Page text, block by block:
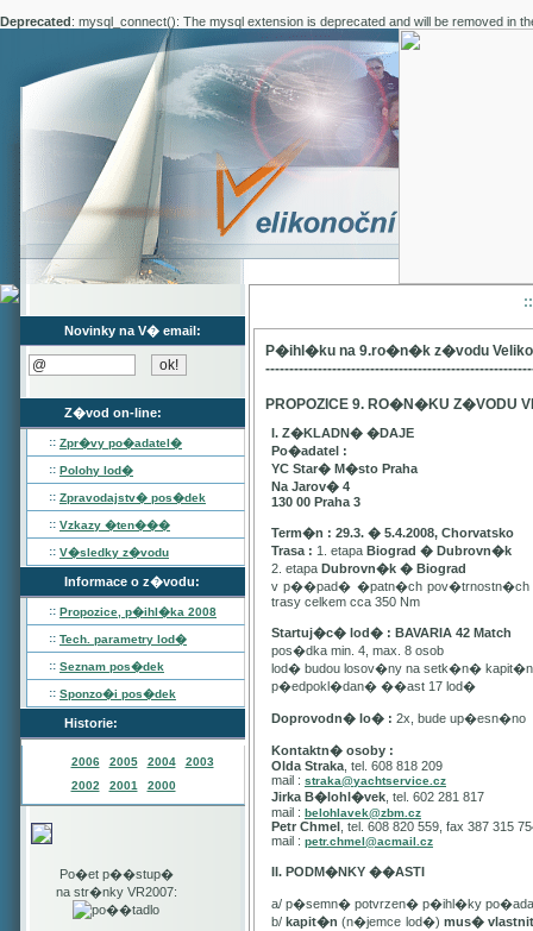
Deprecated: mysql_connect(): The mysql extension is deprecated and will be removed in
Novinky na V� email:
Z�vod on-line:
:: Zpr�vy po�adatel�
:: Polohy lod�
:: Zpravodajstv� pos�dek
:: Vzkazy �ten���
:: V�sledky z�vodu
Informace o z�vodu:
:: Propozice, p�ihl�ka 2008
:: Tech. parametry lod�
:: Seznam pos�dek
:: Sponzo�i pos�dek
Historie:
2006 2005 2004
2003
2002
2001 2000
Po�et p��stup�
na str�nky VR2007:
P�ihl�ku na 9.ro�n�k z�vodu
PROPOZICE 9. RO�N�KU Z�VODU
I. Z�KLADN� �DAJE
Po�adatel :
YC Star� M�sto Praha
Na Jarov� 4
130 00 Praha 3
Term�n : 29.3. � 5.4.2008, Chorvatsko
Trasa : 1. etapa Biograd � Dubrovn�k
2. etapa Dubrovn�k � Biograd
v p��pad� �patn�ch pov�trnostn�ch
trasy celkem cca 350 Nm
Startuj�c� lod� : BAVARIA 42 Match
pos�dka min. 4, max. 8 osob
lod� budou losov�ny na setk�n�
p�edpokl�dan� ��ast 17 lod�
Doprovodn� lo� : 2x, bude up�esn�no
Kontaktn� osoby :
Olda Straka , tel. 608 818 209
mail : straka@yachtservice.cz
Jirka B�lohl�vek , tel. 602 281 817
mail : belohlavek@zbm.cz
Petr Chmel , tel. 608 820 559, fax 387 315
mail : petr.chmel@acmail.cz
II. PODM�NKY ��ASTI
a/ p�semn� potvrzen� p�ihl�ky
b/kapit�n(n�jemce lod�) mus�